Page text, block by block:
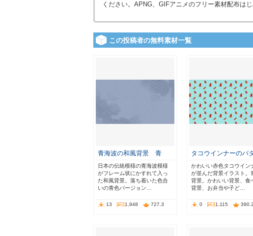
ください。APNG、GIFアニメのフリー素材配布はじ
この投稿者の無料素材一覧
青海波の和風背景 青
日本の伝統模様の青海波模様
がフレーム状にかすれて入っ
た和風背景。落ち着いた色合
いの青色バージョン…
13 1,948 727.3
タコウインナーのパ
かわいい赤色タコウイン
が並んだ背景イラスト。
背景。かわいい背景、食
背景、お弁当や子ど…
0 1,115